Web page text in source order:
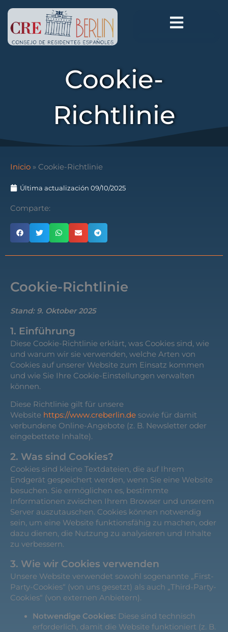
contenido
Cookie-
Richtlinie
Inicio » Cookie-Richtlinie
Última actualización 09/10/2025
Comparte:
Cookie-Richtlinie
Stand: 9. Oktober 2025
1. Einführung
Diese Cookie-Richtlinie erklärt, was Cookies sind, wie
und warum wir sie verwenden, welche Arten von
Cookies auf unserer Website zum Einsatz kommen
und wie Sie Ihre Cookie-Einstellungen verwalten
können.
Diese Richtlinie gilt für unsere
Website https://www.creberlin.de sowie für damit
verbundene Online-Angebote (z. B. Newsletter oder
eingebettete Inhalte).
2. Was sind Cookies?
Cookies sind kleine Textdateien, die auf Ihrem
Endgerät gespeichert werden, wenn Sie eine Website
besuchen. Sie ermöglichen es, bestimmte
Informationen zwischen Ihrem Browser und unserem
Server auszutauschen. Cookies können notwendig
sein, um eine Website funktionsfähig zu machen, oder
dazu dienen, die Nutzung zu analysieren und Inhalte
zu verbessern.
3. Wie wir Cookies verwenden
Unsere Website verwendet sowohl sogenannte „First-
Party-Cookies“ (von uns gesetzt) als auch „Third-Party-
Cookies“ (von externen Anbietern).
Notwendige Cookies: Diese sind technisch
erforderlich, damit die Website funktioniert (z. B.